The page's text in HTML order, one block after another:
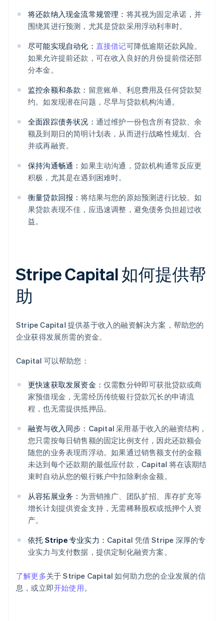
将还款纳入现金流常规管理： 将其视为固定承诺，并
围绕其进行预测，尤其是贷款采用浮动利率时。
尽可能实现自动化： 直接借记可降低逾期还款风险。
如果允许提前还款，可在收入良好的月份提前偿还部
分本金。
监控余额和条款： 留意账单、利息费用及任何贷款契
约。如发现潜在问题，尽早与贷款机构沟通。
全面跟踪债务状况： 通过维护一份包含所有贷款、余
额及到期日的简明计划表，从而进行战略性规划、合
并或再融资。
保持沟通畅通：如果主动沟通，贷款机构通常反应更
积极，尤其是在遇到困难时。
衡量贷款回报：将结果与您的原始预测进行比较。如
果贷款表现不佳，应迅速调整，避免债务负担超过收
益。
Stripe Capital 如何提供帮
助
Stripe Capital 提供基于收入的融资解决方案，帮助您的
企业获得发展所需的资金。
Capital 可以帮助您：
更快速获取发展资金： 仅需数分钟即可获批贷款或商
家预借现金，无需经历传统银行贷款冗长的申请流
程，也无需提供抵押品。
融资与收入同步： Capital 采用基于收入的融资结构，
您只需按每日销售额的固定比例支付，因此还款额会
随您的业务表现而浮动。如果通过销售额支付的金额
未达到每个还款期的最低应付款，Capital 将在该期结
束时自动从您的银行账户中扣除剩余金额。
从容拓展业务： 为营销推广、团队扩招、库存扩充等
增长计划提供资金支持，无需稀释股权或抵押个人资
产。
依托 Stripe 专业实力： Capital 凭借 Stripe 深厚的专
业实力与支付数据，提供定制化融资方案。
了解更多关于 Stripe Capital 如何助力您的企业发展的信
息，或立即开始使用。
阿联酋
爱尔兰
English
爱沙尼亚
English
奥地利
Deutsch English
澳大利亚
巴西
PortuguêsEnglish